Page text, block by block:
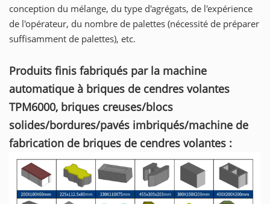
conception du mélange, du type d'agrégats, de l'expérience
de l'opérateur, du nombre de palettes (nécessité de préparer
suffisamment de palettes), etc.
Produits finis fabriqués par la machine
automatique à briques de cendres volantes
TPM6000, briques creuses/blocs
solides/bordures/pavés imbriqués/machine de
fabrication de briques de cendres volantes :